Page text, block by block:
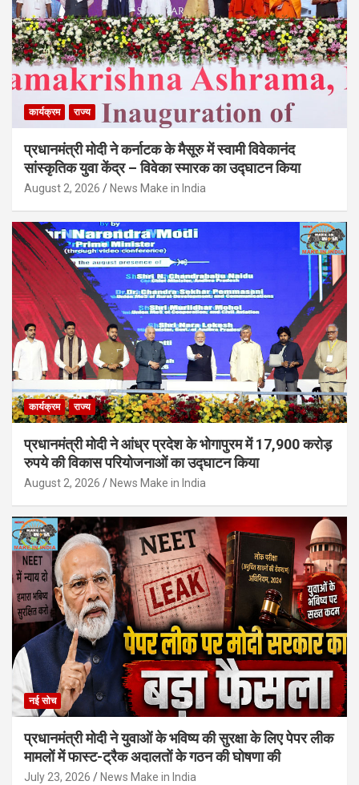
कार्यक्रम राज्य
प्रधानमंत्री मोदी ने कर्नाटक के मैसूरु में स्वामी विवेकानंद
सांस्कृतिक युवा केंद्र – विवेका स्मारक का उद्घाटन किया
August 2, 2026 News Make in India
कार्यक्रम राज्य
प्रधानमंत्री मोदी ने आंध्र प्रदेश के भोगापुरम में 17,900 करोड़
रुपये की विकास परियोजनाओं का उद्घाटन किया
August 2, 2026 News Make in India
नई सोच
प्रधानमंत्री मोदी ने युवाओं के भविष्य की सुरक्षा के लिए पेपर लीक
मामलों में फास्ट-ट्रैक अदालतों के गठन की घोषणा की
July 23, 2026 News Make in India